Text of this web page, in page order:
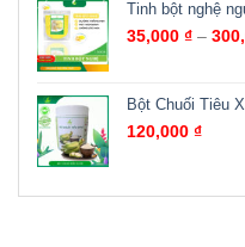
Tinh bột nghệ
35,000 ₫ –
Bột Chuối Tiêu
120,000 ₫